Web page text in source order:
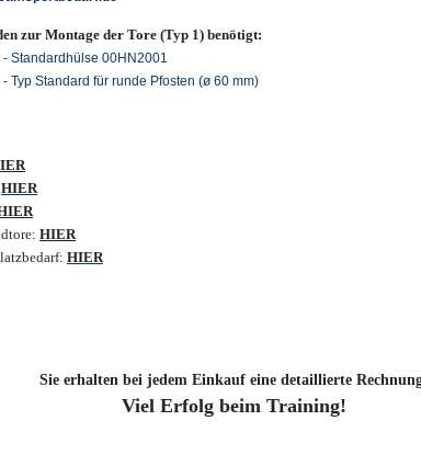
zur Montage der Tore (Typ 1) benötigt:
Standardhülse 00HN2001
Typ Standard für runde Pfosten (ø 60 mm)
HIER
HIER
HIER
Sie erhalten bei jedem Einkauf eine detaillierte
Viel Erfolg beim Training!